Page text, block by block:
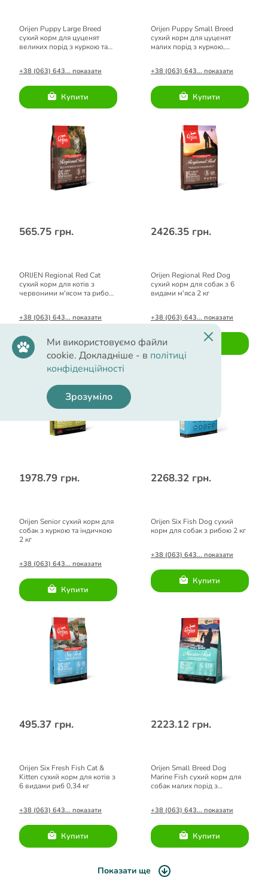
Orijen Puppy Large Breed
сухий корм для цуценят
великих порід з куркою та
+38 (063) 643... показати
Купити
Orijen Puppy Small Breed
сухий корм для цуценят
малих порід з куркою,
+38 (063) 643... показати
Купити
565.75 грн.
ORIJEN Regional Red Cat
сухий корм для котів з
червоними м'ясом та рибою
+38 (063) 643... показати
Купити
2426.35 грн.
Orijen Regional Red Dog
сухий корм для собак з 6
видами м'яса 2 кг
+38 (063) 643... показати
Купити
1978.79 грн.
Orijen Senior сухий корм для
собак з куркою та індичкою
2 кг
+38 (063) 643... показати
Купити
2268.32 грн.
Orijen Six Fish Dog сухий
корм для собак з рибою 2 кг
+38 (063) 643... показати
Купити
495.37 грн.
Orijen Six Fresh Fish Cat &
Kitten сухий корм для котів з
6 видами риб 0,34 кг
+38 (063) 643... показати
Купити
2223.12 грн.
Orijen Small Breed Dog
Marine Fish сухий корм для
собак малих порід з
+38 (063) 643... показати
Купити
Показати ще
Ми використовуємо файли
cookie. Докладніше - в політиці
конфіденційності
Зрозуміло